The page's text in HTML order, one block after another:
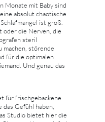
Monate mit Baby sind
absolut chaotische
ist groß.
oder die Nerven, die
steril
machen, störende
für die optimalen
Und genau das
für frischgebackene
Gefühl haben,
Studio bietet hier die